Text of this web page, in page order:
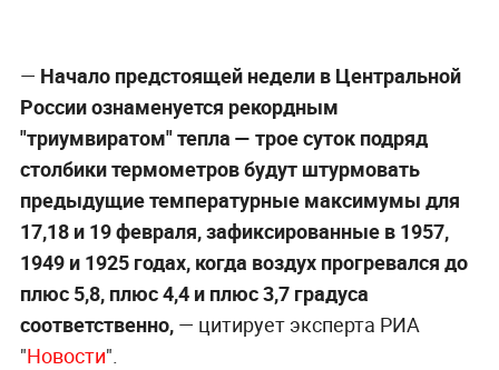
— Начало предстоящей недели в Центральной
России ознаменуется рекордным
"триумвиратом" тепла — трое суток подряд
столбики термометров будут штурмовать
предыдущие температурные максимумы для
17,18 и 19 февраля, зафиксированные в 1957,
1949 и 1925 годах, когда воздух прогревался до
плюс 5,8, плюс 4,4 и плюс 3,7 градуса
соответственно,— цитирует эксперта РИА
"Новости".